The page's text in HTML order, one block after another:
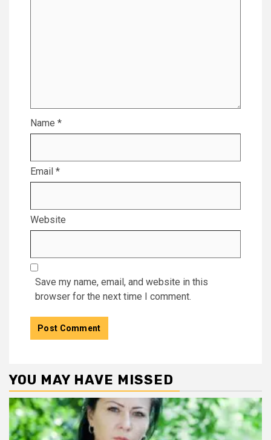
Name *
Email *
Website
Save my name, email, and website in this
browser for the next time I comment.
YOU MAY HAVE MISSED